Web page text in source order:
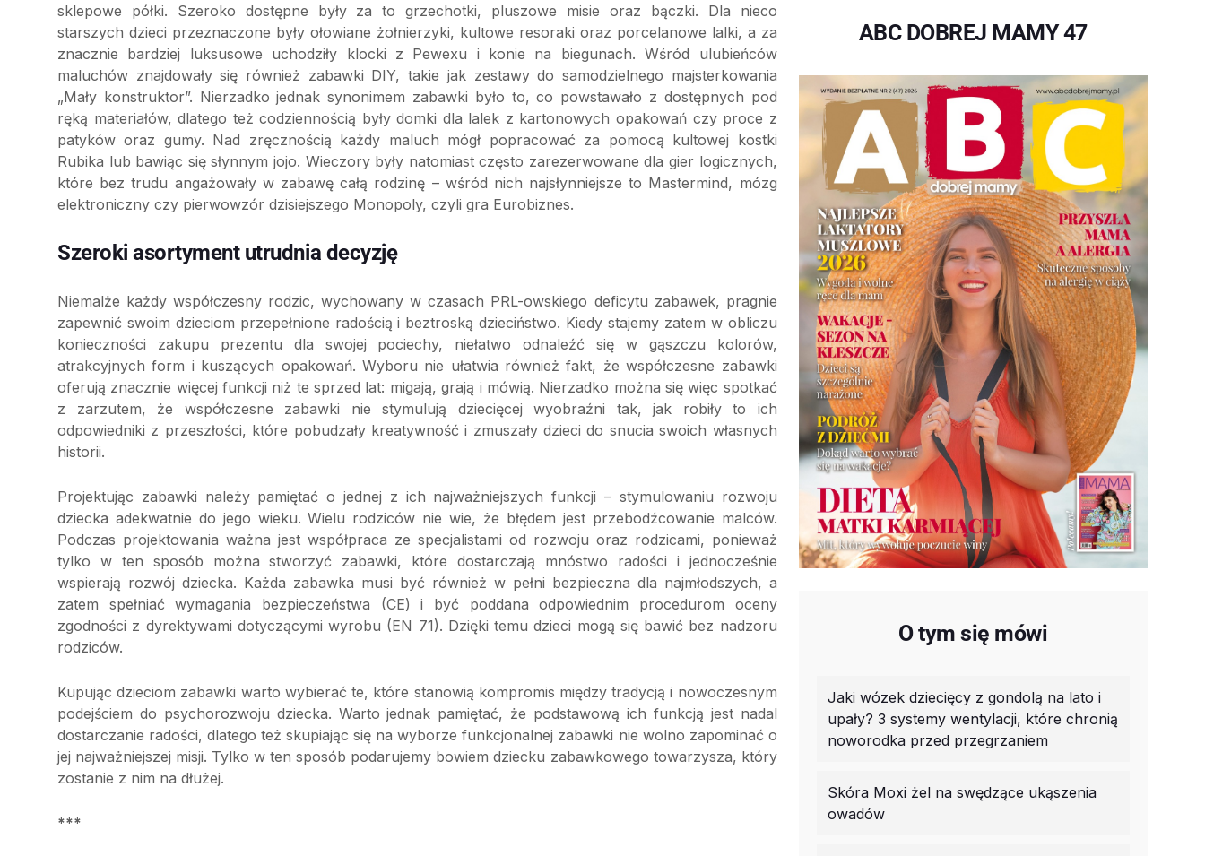
sklepowe półki. Szeroko dostępne były za to grzechotki, pluszowe misie oraz bączki. Dla nieco
starszych dzieci przeznaczone były ołowiane żołnierzyki, kultowe resoraki oraz porcelanowe lalki, a za
znacznie bardziej luksusowe uchodziły klocki z Pewexu i konie na biegunach. Wśród ulubieńców
maluchów znajdowały się również zabawki DIY, takie jak zestawy do samodzielnego majsterkowania
„Mały konstruktor”. Nierzadko jednak synonimem zabawki było to, co powstawało z dostępnych pod
ręką materiałów, dlatego też codziennością były domki dla lalek z kartonowych opakowań czy proce z
patyków oraz gumy. Nad zręcznością każdy maluch mógł popracować za pomocą kultowej kostki
Rubika lub bawiąc się słynnym jojo. Wieczory były natomiast często zarezerwowane dla gier logicznych,
które bez trudu angażowały w zabawę całą rodzinę – wśród nich najsłynniejsze to Mastermind, mózg
elektroniczny czy pierwowzór dzisiejszego Monopoly, czyli gra Eurobiznes.
Szeroki asortyment utrudnia decyzję
Niemalże każdy współczesny rodzic, wychowany w czasach PRL-owskiego deficytu zabawek, pragnie
zapewnić swoim dzieciom przepełnione radością i beztroską dzieciństwo. Kiedy stajemy zatem w obliczu
konieczności zakupu prezentu dla swojej pociechy, niełatwo odnaleźć się w gąszczu kolorów,
atrakcyjnych form i kuszących opakowań. Wyboru nie ułatwia również fakt, że współczesne zabawki
oferują znacznie więcej funkcji niż te sprzed lat: migają, grają i mówią. Nierzadko można się więc spotkać
z zarzutem, że współczesne zabawki nie stymulują dziecięcej wyobraźni tak, jak robiły to ich
odpowiedniki z przeszłości, które pobudzały kreatywność i zmuszały dzieci do snucia swoich własnych
historii.
Projektując zabawki należy pamiętać o jednej z ich najważniejszych funkcji – stymulowaniu rozwoju
dziecka adekwatnie do jego wieku. Wielu rodziców nie wie, że błędem jest przebodźcowanie malców.
Podczas projektowania ważna jest współpraca ze specjalistami od rozwoju oraz rodzicami, ponieważ
tylko w ten sposób można stworzyć zabawki, które dostarczają mnóstwo radości i jednocześnie
wspierają rozwój dziecka. Każda zabawka musi być również w pełni bezpieczna dla najmłodszych, a
zatem spełniać wymagania bezpieczeństwa (CE) i być poddana odpowiednim procedurom oceny
zgodności z dyrektywami dotyczącymi wyrobu (EN 71). Dzięki temu dzieci mogą się bawić bez nadzoru
rodziców.
Kupując dzieciom zabawki warto wybierać te, które stanowią kompromis między tradycją i nowoczesnym
podejściem do psychorozwoju dziecka. Warto jednak pamiętać, że podstawową ich funkcją jest nadal
dostarczanie radości, dlatego też skupiając się na wyborze funkcjonalnej zabawki nie wolno zapominać o
jej najważniejszej misji. Tylko w ten sposób podarujemy bowiem dziecku zabawkowego towarzysza, który
zostanie z nim na dłużej.
***
ABC DOBREJ MAMY 47
O tym się mówi
Jaki wózek dziecięcy z gondolą na lato i
upały? 3 systemy wentylacji, które chronią
noworodka przed przegrzaniem
Skóra Moxi żel na swędzące ukąszenia
owadów